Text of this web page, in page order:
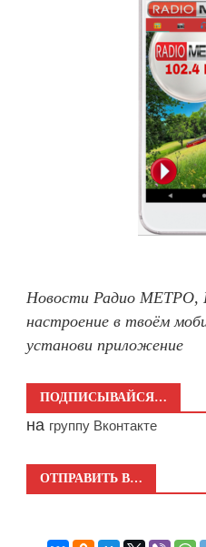
Новости Радио МЕТРО,
настроение в твоём
установи приложение
ПОДПИСЫВАЙСЯ…
на группу Вконтакте
ОТПРАВИТЬ В…